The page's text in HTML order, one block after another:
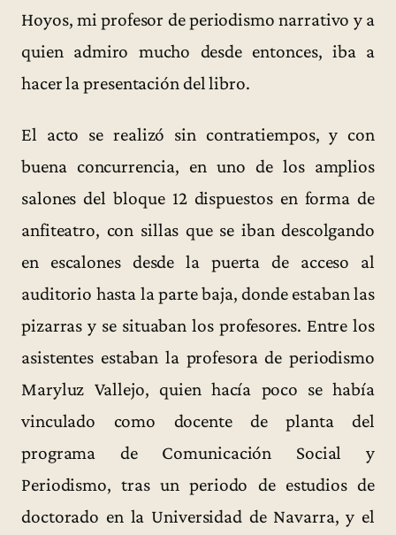
Hoyos, mi profesor de periodismo narrativo y a
quien admiro mucho desde entonces, iba a
hacer la presentación del libro.
El acto se realizó sin contratiempos, y con
buena concurrencia, en uno de los amplios
salones del bloque 12 dispuestos en forma de
anfiteatro, con sillas que se iban descolgando
en escalones desde la puerta de acceso al
auditorio hasta la parte baja, donde estaban las
pizarras y se situaban los profesores. Entre los
asistentes estaban la profesora de periodismo
Maryluz Vallejo, quien hacía poco se había
vinculado como docente de planta del
programa de Comunicación Social y
Periodismo, tras un periodo de estudios de
doctorado en la Universidad de Navarra, y el